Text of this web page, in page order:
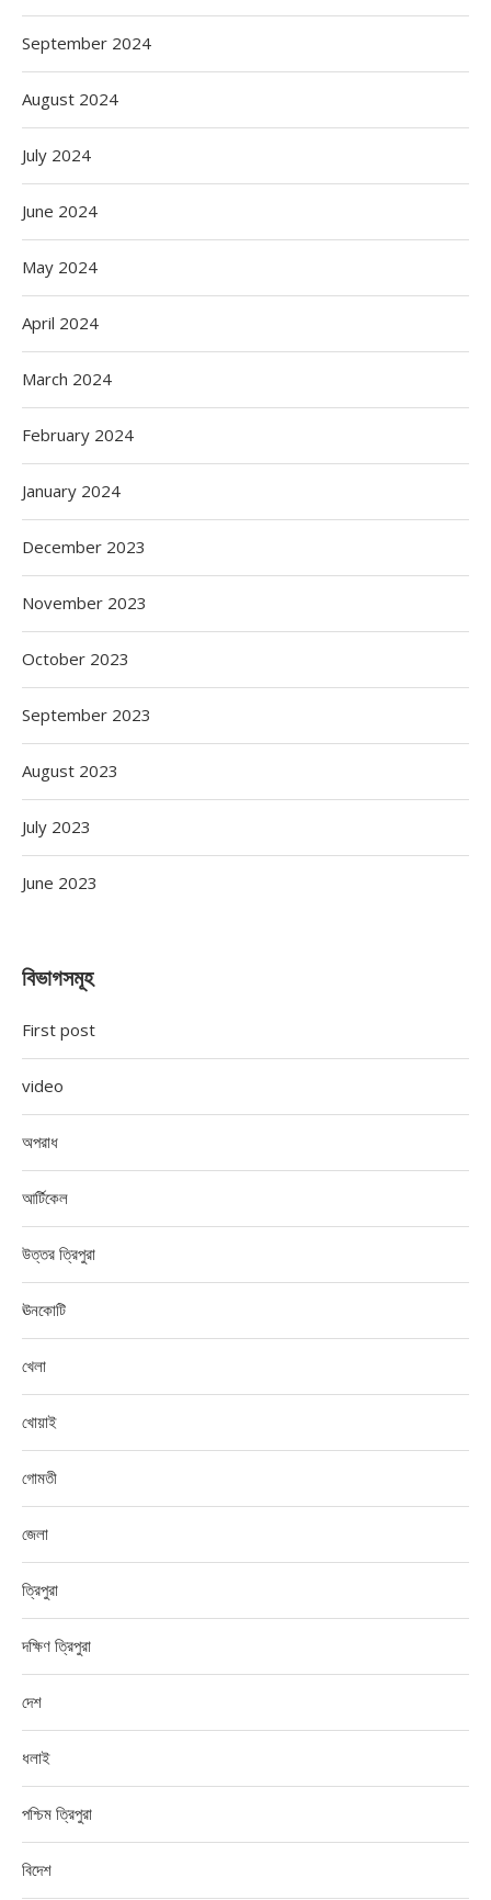
September 2024
August 2024
July 2024
June 2024
May 2024
April 2024
March 2024
February 2024
January 2024
December 2023
November 2023
October 2023
September 2023
August 2023
July 2023
June 2023
বিভাগসমূহ
First post
video
অপরাধ
আর্টিকেল
উত্তর ত্রিপুরা
ঊনকোটি
খেলা
খোয়াই
গোমতী
জেলা
ত্রিপুরা
দক্ষিণ ত্রিপুরা
দেশ
ধলাই
পশ্চিম ত্রিপুরা
বিদেশ